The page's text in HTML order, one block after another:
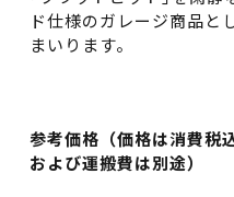
ド仕様のガレージ商品と
まいります。
参考価格（価格は消費税
および運搬費は別途）